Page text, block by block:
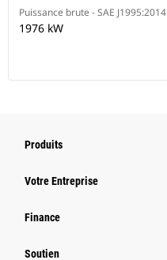
Puissance brute - SAE J1995:2014
1976 kW
Produits
Votre Entreprise
Finance
Soutien